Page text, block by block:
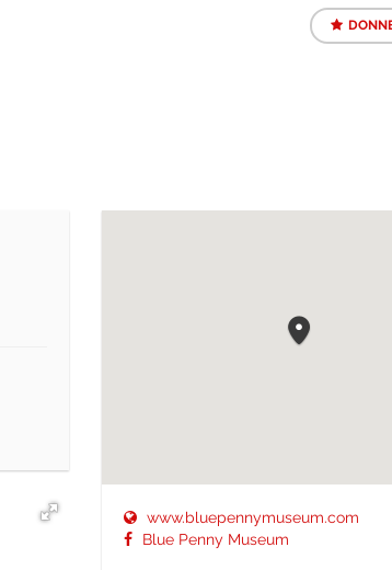
www.bluepennymuseum.com
Blue Penny Museum